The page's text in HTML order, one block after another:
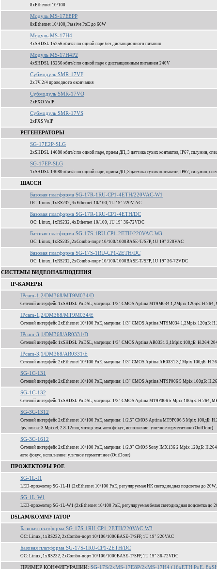
8xEthernet 10/100
Модуль MS-17E8PP
8xEthernet 10/100, Passive PoE до 60W
Модуль MS-17H4
4xSHDSL 15256 кбит/c по одной паре без дистанционного питания
Модуль MS-17H4P2
4xSHDSL 15256 кбит/c по одной паре c дистанционным питанием 240V
Субмодуль SMR-17VF
2xТЧ 2/4 проводного окончания
Субмодуль SMR-17VO
2xFXO VoIP
Субмодуль SMR-17VS
2xFXS VoIP
РЕГЕНЕРАТОРЫ
SG-17E2P-SLG
2xSHDSL 14080 кбит/c по одной паре, прием ДП, 3 датчика сухих контактов, IP67, силумин,
SG-17EP-SLG
1xSHDSL 14080 кбит/c по одной паре, прием ДП, 3 датчика сухих контактов, IP67, силумин,
ШАССИ
Базовая платформа SG-17R-1RU-CP1-4ETH/220VAC-W1
ОС: Linux, 1xRS232, 4xEthernet 10/100, 1U 19" 220V AC
Базовая платформа SG-17R-1RU-CP1-4ETH/DC
ОС: Linux, 1xRS232, 4xEthernet 10/100, 1U 19" 36-72VDC
Базовая платформа SG-17S-1RU-CP1-2ETH/220VAC-W3
ОС: Linux, 1xRS232, 2xCombo-порт 10/100/1000BASE-T/SFP, 1U 19" 220VAC
Базовая платформа SG-17S-1RU-CP1-2ETH/DC
ОС: Linux, 1xRS232, 2xCombo-порт 10/100/1000BASE-T/SFP, 1U 19" 36-72VDC
СИСТЕМЫ ВИДЕОНАБЛЮДЕНИЯ
IP-КАМЕРЫ
IPcam-1,2/DM368/MT9M034/D
Сетевой интерфейс 1xSHDSL PoDSL, матрица: 1/3" CMOS Aptina MT9M034 1,2Mpix 120дБ: H.264,
IPcam-1,2/DM368/MT9M034/E
Сетевой интерфейс 2xEthernet 10/100 PoE, матрица: 1/3" CMOS Aptina MT9M034 1,2Mpix 120дБ:
IPcam-3,1/DM368/AR0331/D
Сетевой интерфейс 1xSHDSL PoDSL, матрица: 1/3" CMOS Aptina AR0331 3,1Mpix 100дБ:
IPcam-3,1/DM368/AR0331/E
Сетевой интерфейс 2xEthernet 10/100 PoE, матрица: 1/3" CMOS Aptina AR0331 3,1Mpix 100дБ:
SG-1C-131
Сетевой интерфейс 2xEthernet 10/100 PoE, матрица: 1/3" CMOS Aptina MT9P006 5 Mpix 100дБ:
SG-1C-132
Сетевой интерфейс 1xSHDSL PoDSL, матрица: 1/3" CMOS Aptina MT9P006 5 Mpix 100дБ: H.264,
SG-3C-1312
Сетевой интерфейс 2xEthernet 10/100 PoE, матрица: 1/2.5" CMOS Aptina MT9P006 5 Mpix 100дБ:
fps, линза: 3 Mpixel, 2.8-12mm, мотор зум, авто фокус, исполнение: уличное герметичное (OutDoor)
SG-3C-1612
Сетевой интерфейс 2xEthernet 10/100 PoE, матрица: 1/2.9" CMOS Sony IMX136 2 Mpix 120дБ:
авто фокус, исполнение: уличное герметичное (OutDoor)
ПРОЖЕКТОРЫ POE
SG-1L-I1
LED-прожектор SG-1L-I1 (2xEthernet 10/100 PoE, регулируемая ИК светодиодная подсветка до 20W,
SG-1L-W1
LED-прожектор SG-1L-W1 (2xEthernet 10/100 PoE, регулируемая белая светодиодная подсветка до
DSLAM/КОММУТАТОР
Базовая платформа SG-17S-1RU-CP1-2ETH/220VAC-W3
ОС: Linux, 1xRS232, 2xCombo-порт 10/100/1000BASE-T/SFP, 1U 19" 220VAC
Базовая платформа SG-17S-1RU-CP1-2ETH/DC
ОС: Linux, 1xRS232, 2xCombo-порт 10/100/1000BASE-T/SFP, 1U 19" 36-72VDC
ПРИМЕР КОНФИГУРАЦИИ: SG-17S/2xMS-17E8P/2xMS-17H4 (16xETH PoE,